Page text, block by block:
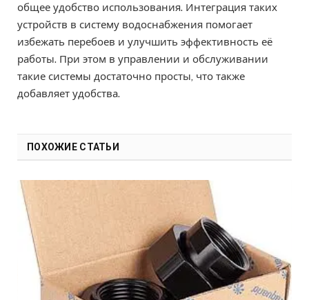
общее удобство использования. Интеграция таких
устройств в систему водоснабжения помогает
избежать перебоев и улучшить эффективность её
работы. При этом в управлении и обслуживании
такие системы достаточно просты, что также
добавляет удобства.
ПОХОЖИЕ СТАТЬИ